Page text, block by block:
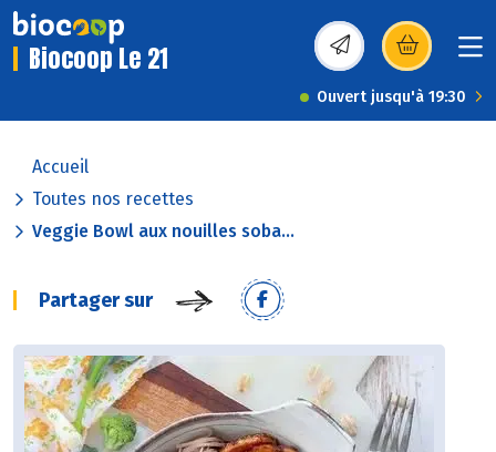
Biocoop Le 21 (s’ouvre dans une
Ouvert jusqu'à 19:30
Accueil
Toutes nos recettes
Veggie Bowl aux nouilles soba...
Partager sur